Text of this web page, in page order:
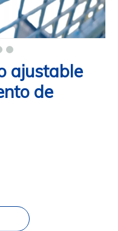
ajustable
de